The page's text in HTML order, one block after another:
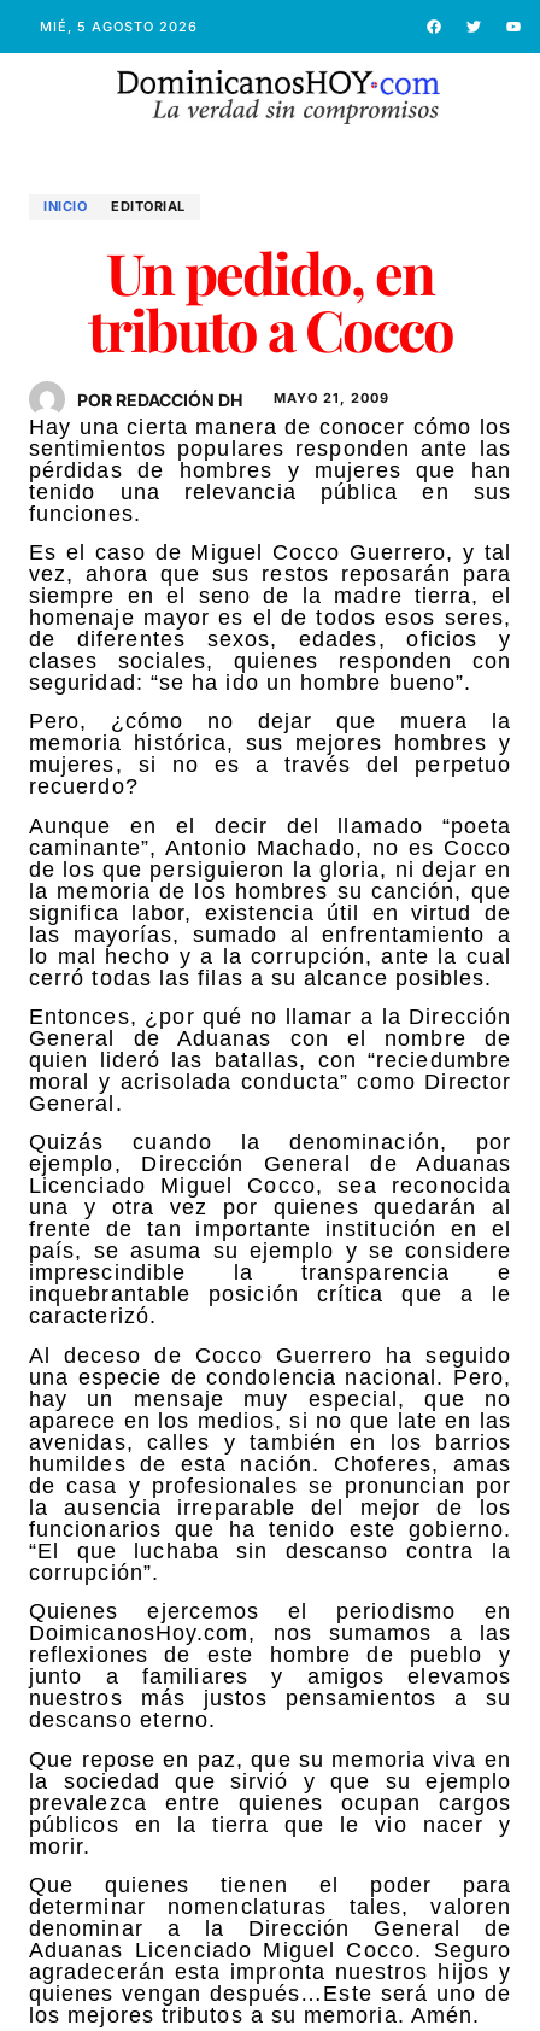
MIÉ, 5 AGOSTO 2026
INICIO EDITORIAL
Un pedido, en
tributo a Cocco
POR REDACCIÓN DH MAYO 21, 2009
Hay una cierta manera de conocer cómo los
sentimientos populares responden ante las
pérdidas de hombres y mujeres que han
tenido una relevancia pública en sus
funciones.
Es el caso de Miguel Cocco Guerrero, y tal
vez, ahora que sus restos reposarán para
siempre en el seno de la madre tierra, el
homenaje mayor es el de todos esos seres,
de diferentes sexos, edades, oficios y
clases sociales, quienes responden con
seguridad: “se ha ido un hombre bueno”.
Pero, ¿cómo no dejar que muera la
memoria histórica, sus mejores hombres y
mujeres, si no es a través del perpetuo
recuerdo?
Aunque en el decir del llamado “poeta
caminante”, Antonio Machado, no es Cocco
de los que persiguieron la gloria, ni dejar en
la memoria de los hombres su canción, que
significa labor, existencia útil en virtud de
las mayorías, sumado al enfrentamiento a
lo mal hecho y a la corrupción, ante la cual
cerró todas las filas a su alcance posibles.
Entonces, ¿por qué no llamar a la Dirección
General de Aduanas con el nombre de
quien lideró las batallas, con “reciedumbre
moral y acrisolada conducta” como Director
General.
Quizás cuando la denominación, por
ejemplo, Dirección General de Aduanas
Licenciado Miguel Cocco, sea reconocida
una y otra vez por quienes quedarán al
frente de tan importante institución en el
país, se asuma su ejemplo y se considere
imprescindible la transparencia e
inquebrantable posición crítica que a le
caracterizó.
Al deceso de Cocco Guerrero ha seguido
una especie de condolencia nacional. Pero,
hay un mensaje muy especial, que no
aparece en los medios, si no que late en las
avenidas, calles y también en los barrios
humildes de esta nación. Choferes, amas
de casa y profesionales se pronuncian por
la ausencia irreparable del mejor de los
funcionarios que ha tenido este gobierno.
“El que luchaba sin descanso contra la
corrupción”.
Quienes ejercemos el periodismo en
DoimicanosHoy.com, nos sumamos a las
reflexiones de este hombre de pueblo y
junto a familiares y amigos elevamos
nuestros más justos pensamientos a su
descanso eterno.
Que repose en paz, que su memoria viva en
la sociedad que sirvió y que su ejemplo
prevalezca entre quienes ocupan cargos
públicos en la tierra que le vio nacer y
morir.
Que quienes tienen el poder para
determinar nomenclaturas tales, valoren
denominar a la Dirección General de
Aduanas Licenciado Miguel Cocco. Seguro
agradecerán esta impronta nuestros hijos y
quienes vengan después…Este será uno de
los mejores tributos a su memoria. Amén.